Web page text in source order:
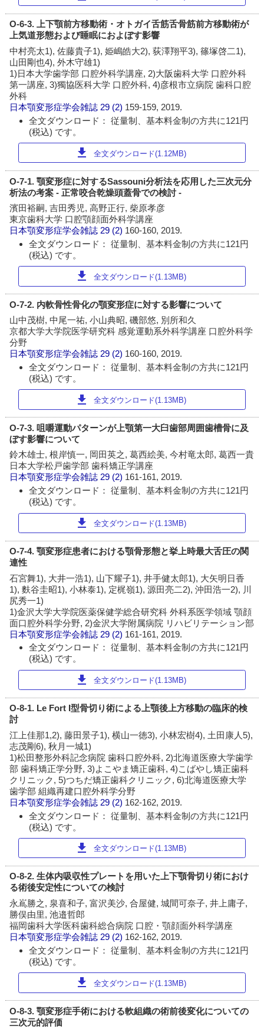
O-6-3. 上下顎前方移動術・オトガイ舌筋舌骨筋前方移動術が
上気道形態および睡眠におよぼす影響
中村亮太1), 佐藤貴子1), 姫嶋皓大2), 荻澤翔平3), 篠塚啓二1),
山田剛也4), 外木守雄1)
1)日本大学歯学部 口腔外科学講座, 2)大阪歯科大学 口腔外科
第一講座, 3)獨協医科大学 口腔外科, 4)彦根市立病院 歯科口腔
外科
日本顎変形症学会雑誌 29 (2) 159-159, 2019.
全文ダウンロード： 従量制、基本料金制の方共に121円
(税込) です。
download 全文ダウンロード(1.12MB)
O-7-1. 顎変形症に対するSassouni分析法を応用した三次元分
析法の考案 - 正常咬合乾燥頭蓋骨での検討 -
濱田裕嗣, 吉田秀児, 高野正行, 柴原孝彦
東京歯科大学 口腔顎顔面外科学講座
日本顎変形症学会雑誌 29 (2) 160-160, 2019.
全文ダウンロード： 従量制、基本料金制の方共に121円
(税込) です。
download 全文ダウンロード(1.13MB)
O-7-2. 内軟骨性骨化の顎変形症に対する影響について
山中茂樹, 中尾一祐, 小山典昭, 磯部悠, 別所和久
京都大学大学院医学研究科 感覚運動系外科学講座 口腔外科学
分野
日本顎変形症学会雑誌 29 (2) 160-160, 2019.
全文ダウンロード： 従量制、基本料金制の方共に121円
(税込) です。
download 全文ダウンロード(1.13MB)
O-7-3. 咀嚼運動パターンが上顎第一大臼歯部周囲歯槽骨に及
ぼす影響について
鈴木雄士, 根岸慎一, 岡田英之, 葛西絵美, 今村竜太郎, 葛西一貴
日本大学松戸歯学部 歯科矯正学講座
日本顎変形症学会雑誌 29 (2) 161-161, 2019.
全文ダウンロード： 従量制、基本料金制の方共に121円
(税込) です。
download 全文ダウンロード(1.13MB)
O-7-4. 顎変形症患者における顎骨形態と挙上時最大舌圧の関
連性
石宮舞1), 大井一浩1), 山下耀子1), 井手健太郎1), 大矢明日香
1), 麩谷圭昭1), 小林泰1), 定梶嶺1), 源田亮二2), 沖田浩一2), 川
尻秀一1)
1)金沢大学大学院医薬保健学総合研究科 外科系医学領域 顎顔
面口腔外科学分野, 2)金沢大学附属病院 リハビリテーション部
日本顎変形症学会雑誌 29 (2) 161-161, 2019.
全文ダウンロード： 従量制、基本料金制の方共に121円
(税込) です。
download 全文ダウンロード(1.13MB)
O-8-1. Le Fort I型骨切り術による上顎後上方移動の臨床的検
討
江上佳那1,2), 藤田景子1), 横山一徳3), 小林宏樹4), 土田康人5),
志茂剛6), 秋月一城1)
1)松田整形外科記念病院 歯科口腔外科, 2)北海道医療大学歯学
部 歯科矯正学分野, 3)よこやま矯正歯科, 4)こばやし矯正歯科
クリニック, 5)つちだ矯正歯科クリニック, 6)北海道医療大学
歯学部 組織再建口腔外科学分野
日本顎変形症学会雑誌 29 (2) 162-162, 2019.
全文ダウンロード： 従量制、基本料金制の方共に121円
(税込) です。
download 全文ダウンロード(1.13MB)
O-8-2. 生体内吸収性プレートを用いた上下顎骨切り術におけ
る術後安定性についての検討
永嶌勝之, 泉喜和子, 富沢美沙, 合屋健, 城間可奈子, 井上庸子,
勝俣由里, 池邉哲郎
福岡歯科大学医科歯科総合病院 口腔・顎顔面外科学講座
日本顎変形症学会雑誌 29 (2) 162-162, 2019.
全文ダウンロード： 従量制、基本料金制の方共に121円
(税込) です。
download 全文ダウンロード(1.13MB)
O-8-3. 顎変形症手術における軟組織の術前後変化についての
三次元的評価